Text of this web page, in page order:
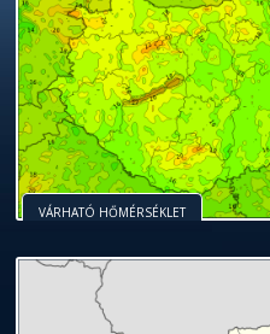
VÁRHATÓ HŐMÉRSÉKLET